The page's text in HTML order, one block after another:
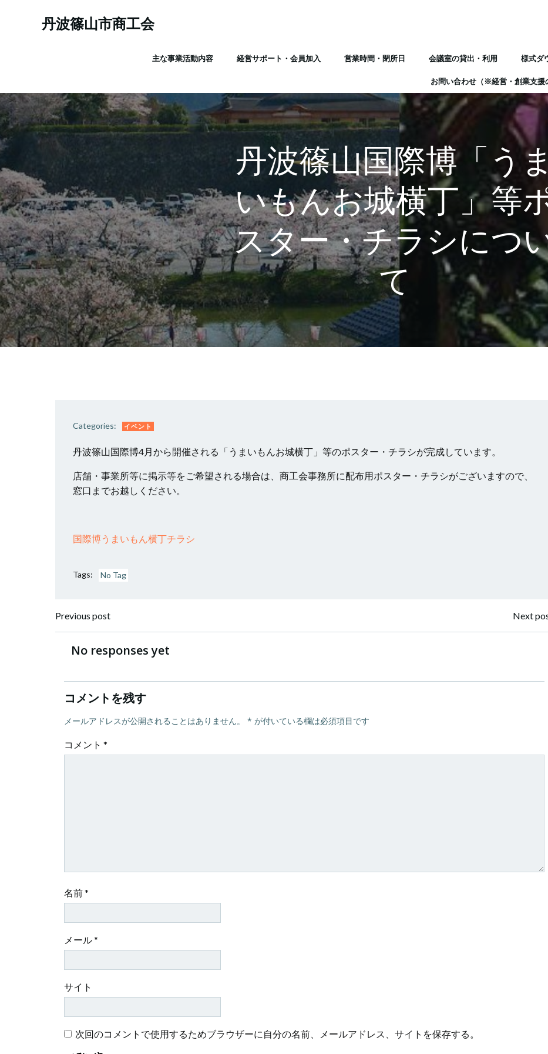
ス
キ
ッ
プ
丹波篠山市商工会
主な事業活動内容 経営サポート・会員加入 営業時間・閉所日 会議室の貸出・利用 様式ダ
お問い合わせ（※経営・創業支援
丹波篠山国際博「う
いもんお城横丁」等
スター・チラシにつ
て
Categories: イベント
丹波篠山国際博4月から開催される「うまいもんお城横丁」等のポスター・チラシが完成しています。
店舗・事業所等に掲示等をご希望される場合は、商工会事務所に配布用ポスター・チラシがございますので、
窓口までお越しください。
国際博うまいもん横丁チラシ
Tags: No Tag
投
稿
ナ
ビ
ゲ
ー
Previous post
ナ
ゲ
ー
Next
No responses yet
コメントを残す
メールアドレスが公開されることはありません。 * が付いている欄は必須項目です
コメント *
名前*
メール*
サイト
次回のコメントで使用するためブラウザーに自分の名前、メールアドレス、サイトを保存する。